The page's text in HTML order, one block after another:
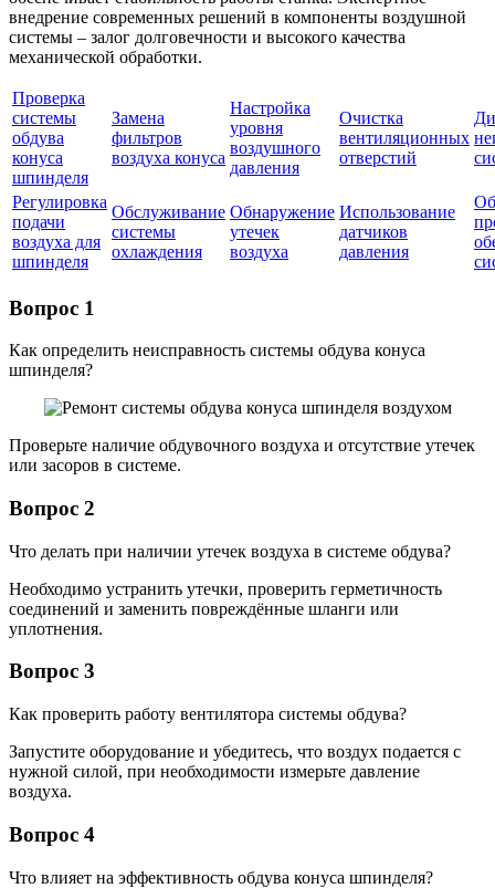
внедрение современных решений в компоненты воздушной
системы – залог долговечности и высокого качества
механической обработки.
Проверка
системы
обдува
конуса
шпинделя
Замена
фильтров
воздуха конуса
Настройка
уровня
воздушного
давления
Очистка
вентиляционных
отверстий
Регулировка
подачи
воздуха для
шпинделя
Обслуживание
системы
охлаждения
Обнаружение
утечек
воздуха
Использование
датчиков
давления
Вопрос 1
Как определить неисправность системы обдува конуса
шпинделя?
Проверьте наличие обдувочного воздуха и отсутствие утечек
или засоров в системе.
Вопрос 2
Что делать при наличии утечек воздуха в системе обдува?
Необходимо устранить утечки, проверить герметичность
соединений и заменить повреждённые шланги или
уплотнения.
Вопрос 3
Как проверить работу вентилятора системы обдува?
Запустите оборудование и убедитесь, что воздух подается с
нужной силой, при необходимости измерьте давление
воздуха.
Вопрос 4
Что влияет на эффективность обдува конуса шпинделя?